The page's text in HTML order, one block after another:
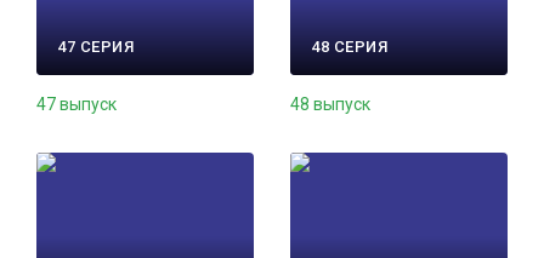
47 СЕРИЯ
47 выпуск
48 СЕРИЯ
48 выпуск